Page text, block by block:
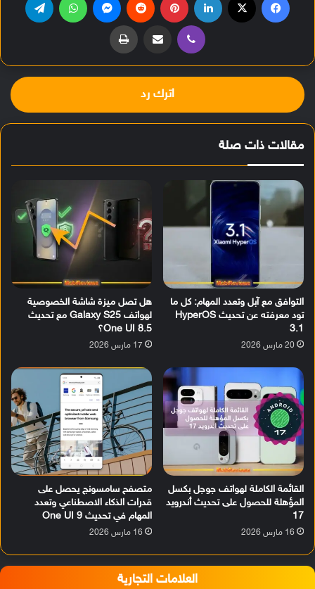
ڤايبر مشاركة عبر البريد طباعة
اترك رد
مقالات ذات صلة
التوافق مع آبل وتعدد المهام: كل ما
تود معرفته عن تحديث HyperOS
3.1
20 مارس 2026
هل تصل ميزة شاشة الخصوصية
لهواتف Galaxy S25 مع تحديث
One UI 8.5؟
17 مارس 2026
القائمة الكاملة لهواتف جوجل بكسل
المؤهلة للحصول على تحديث أندرويد
17
16 مارس 2026
متصفح سامسونج يحصل على
قدرات الذكاء الاصطناعي وتعدد
المهام في تحديث One UI 9
16 مارس 2026
العلامات التجارية